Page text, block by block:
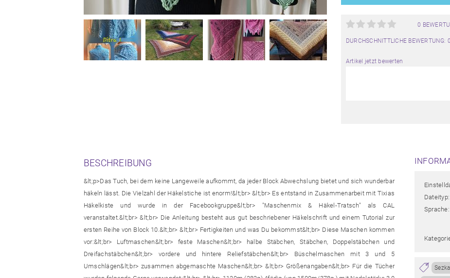
0
DURCHSCHNITTLICHE BEWERTUNG:
Artikel jetzt bewerten
BESCHREIBUNG
&lt;p>Das Tuch, bei dem keine Langeweile aufkommt, da jeder Block Abwechslung bietet und sich wunderbar
häkeln lässt. Die Vielzahl der Häkelstiche ist enorm!&lt;br> &lt;br> Es entstand in Zusammenarbeit mit Tixias
Häkelkiste und wurde in der Facebookgruppe&lt;br> "Maschenmix & Häkel-Tratsch" als CAL
veranstaltet.&lt;br> &lt;br> Die Anleitung besteht aus gut beschriebener Häkelschrift und einem Tutorial zur
ersten Reihe von Block 10.&lt;br> &lt;br> Fertigkeiten und was Du bekommst&lt;br> Diese Maschen kommen
vor:&lt;br> Luftmaschen&lt;br> feste Maschen&lt;br> halbe Stäbchen, Stäbchen, Doppelstäbchen und
Dreifachstäbchen&lt;br> vordere und hintere Reliefstäbchen&lt;br> Büschelmaschen mit 3 und 5
Umschlägen&lt;br> zusammen abgemaschte Maschen&lt;br> &lt;br> Größenangaben&lt;br> Für die Tücher